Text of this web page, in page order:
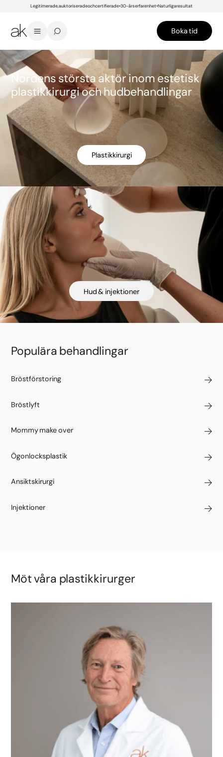
Legitimerade, auktoriserade och certifierade 30-års erfarenhet Naturliga resultat
Boka tid
Nordens största aktör inom estetisk
plastikkirurgi och hudbehandlingar
Plastikkirurgi
Hud & injektioner
Populära behandlingar
Bröstförstoring
Bröstlyft
Mommy make over
Ögonlocksplastik
Ansiktskirurgi
Injektioner
Möt våra plastikkirurger